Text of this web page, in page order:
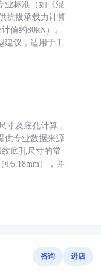
业标准（如《混
抗拔承载力计算
值约80kN）。
建议，适用于工
寸及底孔计算，
供专业数据来源
纹底孔尺寸的常
Φ5.18mm），并
咨询 进店